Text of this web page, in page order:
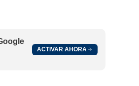
ACTIVAR AHORA